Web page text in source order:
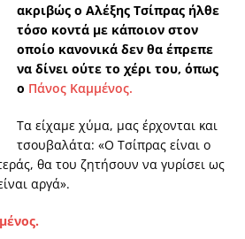
ακριβώς ο Αλέξης Τσίπρας ήλθε
τόσο κοντά με κάποιον στον
οποίο κανονικά δεν θα έπρεπε
να δίνει ούτε το χέρι του, όπως
ο Πάνος Καμμένος.
Τα είχαμε χύμα, μας έρχονται και
τσουβαλάτα: «Ο Τσίπρας είναι ο
θα του ζητήσουν να γυρίσει ως
αργά».